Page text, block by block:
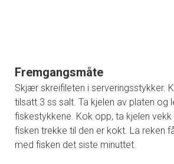
Fremgangsmåte
Skjær skreifileten i serveringsstykker.
tilsatt 3 ss salt. Ta kjelen av platen og
fiskestykkene. Kok opp, ta kjelen
fisken trekke til den er kokt. La reken
med fisken det siste minuttet.